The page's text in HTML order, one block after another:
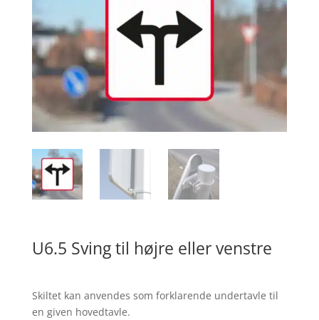
U6.5 Sving til højre eller venstre
Skiltet kan anvendes som forklarende undertavle til
en given hovedtavle.